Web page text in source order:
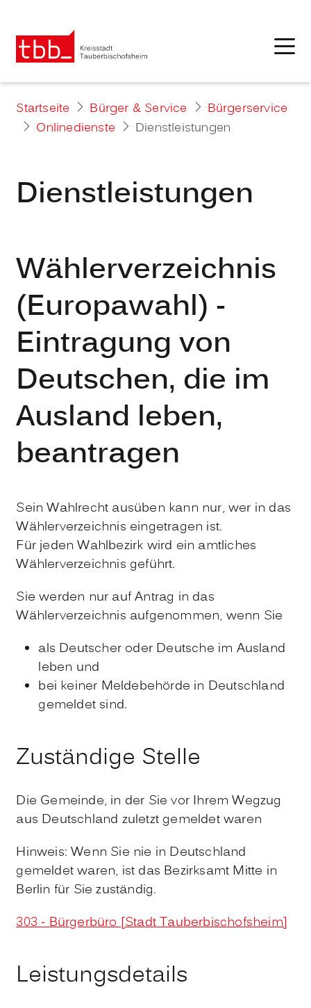
Startseite Bürger & Service
Bürgerservice
Onlinedienste
Dienstleistungen
Dienstleistungen
Wählerverzeichnis
(Europawahl) -
Eintragung von
Deutschen, die im
Ausland leben,
beantragen
Sein Wahlrecht ausüben kann nur, wer in das
Wählerverzeichnis eingetragen ist.
Für jeden Wahlbezirk wird ein amtliches
Wählerverzeichnis geführt.
Sie werden nur auf Antrag in das
Wählerverzeichnis aufgenommen, wenn Sie
als Deutscher oder Deutsche im Ausland
leben und
bei keiner Meldebehörde in Deutschland
gemeldet sind.
Zuständige Stelle
Die Gemeinde, in der Sie vor Ihrem Wegzug
aus Deutschland zuletzt gemeldet waren
Hinweis: Wenn Sie nie in Deutschland
gemeldet waren, ist das Bezirksamt Mitte in
Berlin für Sie zuständig.
303 - Bürgerbüro [Stadt Tauberbischofsheim]
Leistungsdetails